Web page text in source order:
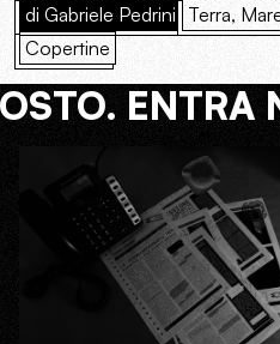
di Gabriele Pedrini Terra,
Copertine
ENTRA